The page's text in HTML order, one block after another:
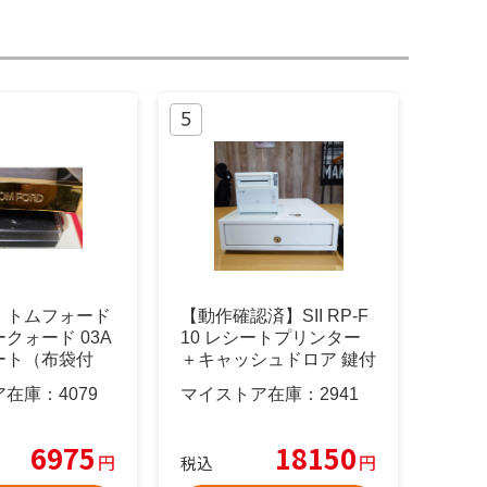
トムフォード
クォード 03A
ト（布袋付
庫： 4079
6975 円
【動作確認済】SII RP-F
10 レシートプリンター
＋キャッシュドロア 鍵付
マイストア在庫： 2941
税込 18150円